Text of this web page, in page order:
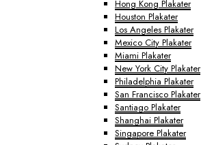
Hong Kong Plakater
Houston Plakater
Los Angeles Plakater
Mexico City Plakater
Miami Plakater
New York City Plakater
Philadelphia Plakater
San Francisco Plakater
Santiago Plakater
Shanghai Plakater
Singapore Plakater